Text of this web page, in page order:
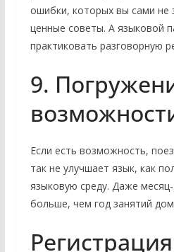
ошибки, которых вы сами не
ценные советы. А языковой
практиковать разговорную
9.
Если есть возможность,
так не улучшает язык, как
языковую среду. Даже
больше, чем год занятий